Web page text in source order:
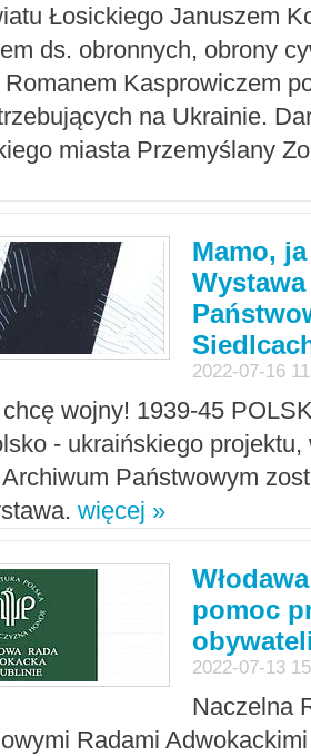
Łosickiego Januszem
ds. obronnych, obrony
Kasprowiczem
na Ukrainie.
miasta Przemyślany
Mamo,
2022-07-16
wojny! 1939-45
- ukraińskiego
Państwowym
więcej »
pomoc
2022-07-13
Naczelna
Radami Adwokackimi